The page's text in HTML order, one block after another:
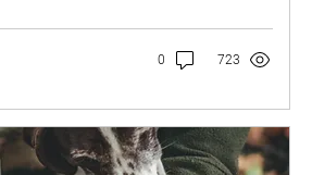
723
0